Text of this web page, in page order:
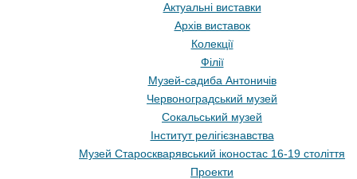
Актуальні виставки
Архів виставок
Колекції
Філії
Музей-садиба Антоничів
Червоноградський музей
Сокальський музей
Інститут релігієзнавства
Музей Староскварявський іконостас 16-19 cтоліття
Проекти